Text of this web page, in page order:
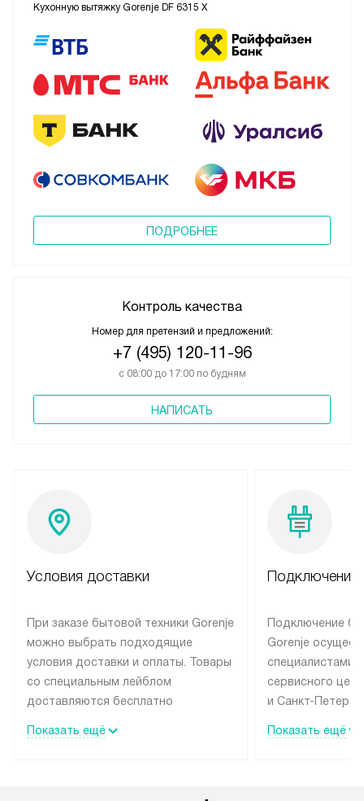
Кухонную вытяжку Gorenje DF 6315 X
ПОДРОБНЕЕ
Контроль качества
Номер для претензий и предложений:
+7 (495) 120-11-96
с 08:00 до 17:00 по будням
НАПИСАТЬ
Условия доставки
При заказе бытовой техники Gorenje
можно выбрать подходящие
условия доставки и оплаты. Товары
со специальным лейблом
доставляются бесплатно
до подъезда, выезд за МКАД
Показать ещё
Подключение
Подключение
Gorenje
специалистами
сервисного
и Санкт-
подключается
Показать ещё